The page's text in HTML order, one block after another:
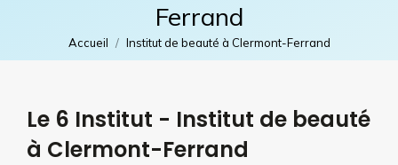
Ferrand
Vous êtes ici :
Accueil Institut de beauté à Clermont-Ferrand
Le 6 Institut - Institut de beauté
à Clermont-Ferrand